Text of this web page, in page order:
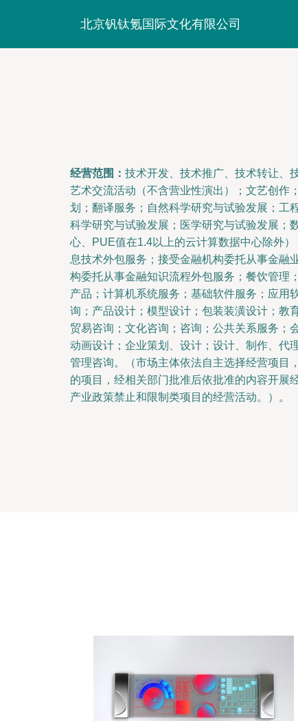
北京钒钛氪国际文化有限公司
经营范围： 技术开发、技术推广、技术转让、
艺术交流活动（不含营业性演出）；文艺创作
划；翻译服务；自然科学研究与试验发展；工
科学研究与试验发展；医学研究与试验发展；
心、PUE值在1.4以上的云计算数据中心除外
息技术外包服务；接受金融机构委托从事金融
构委托从事金融知识流程外包服务；餐饮管理
产品；计算机系统服务；基础软件服务；应用
询；产品设计；模型设计；包装装潢设计；教
贸易咨询；文化咨询；咨询；公共关系服务；
动画设计；企业策划、设计；设计、制作、代
管理咨询。（市场主体依法自主选择经营项目
的项目，经相关部门批准后依批准的内容开展
产业政策禁止和限制类项目的经营活动。）。